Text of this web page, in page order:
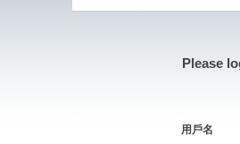
Please
用戶名